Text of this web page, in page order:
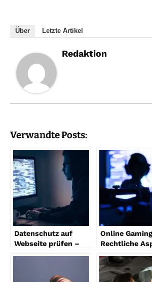
Über Letzte Artikel
Redaktion
Verwandte Posts:
Datenschutz auf
Webseite prüfen –
Online
Rechtliche
müssen